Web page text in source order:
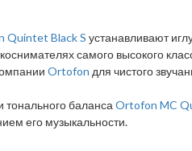
Quintet Black S устанавливают
самого высокого
Ortofon для чистого
тонального баланса Ortofon MC
его музыкальности.